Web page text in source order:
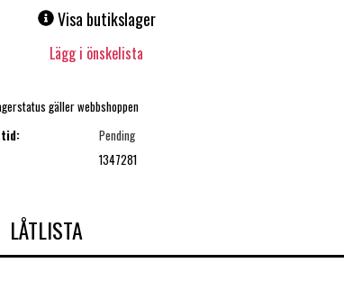
Visa butikslager
Lägg i önskelista
gäller webbshoppen
Pending
1347281
LÅTLISTA